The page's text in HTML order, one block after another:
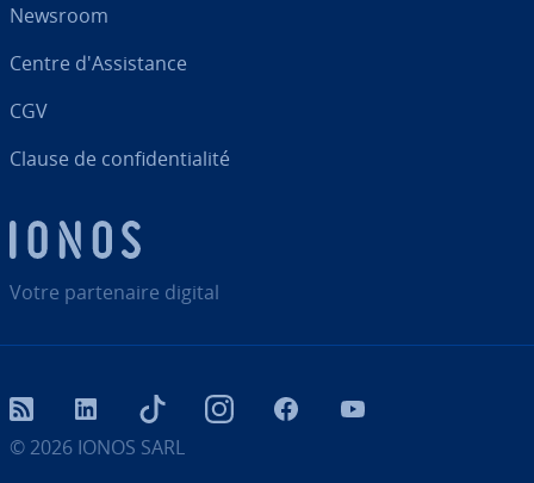
Votre par­te­naire digital
Newsroom
Centre d'As­sis­tance
CGV
Clause de con­fi­den­tia­lité
© 2026 IONOS SARL
RSS LinkedIn tiktok InstagramFacebook